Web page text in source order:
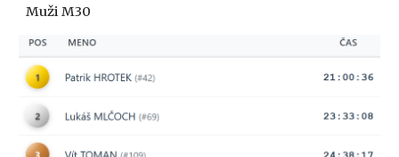
Muži M30